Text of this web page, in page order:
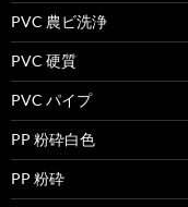
PVC 農ビ洗浄
PVC 硬質
PVC パイプ
PP 粉砕白色
PP 粉砕